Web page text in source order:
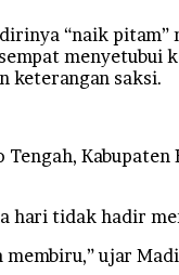
“naik
keterangan saksi.
hari tidak hadir
ujar